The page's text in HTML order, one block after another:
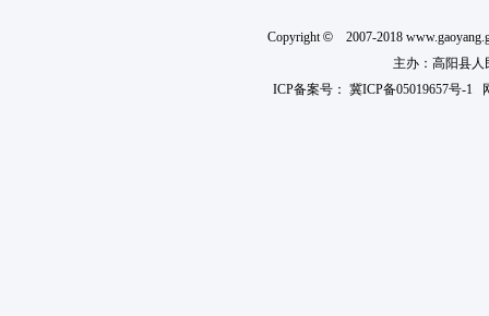
Copyright©2007-2018
主办：高阳县人
ICP备案号： 冀ICP备05019657号-1网